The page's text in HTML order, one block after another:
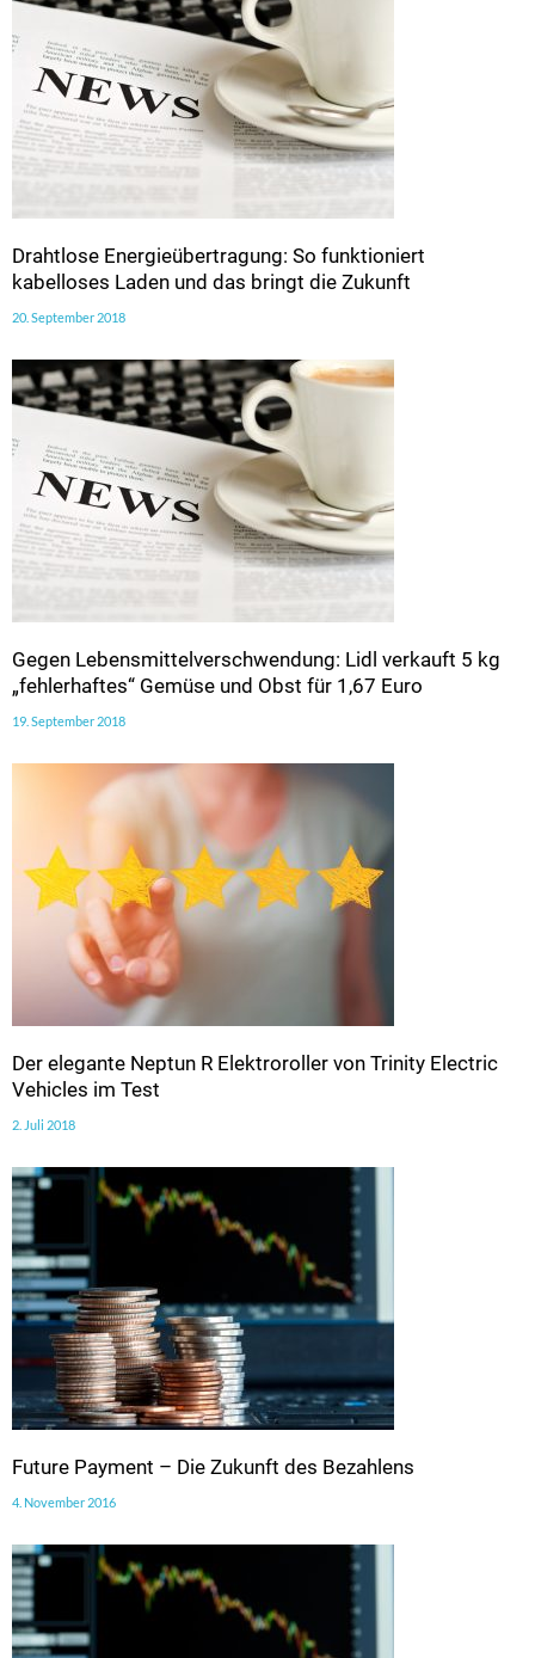
Drahtlose Energieübertragung: So funktioniert
kabelloses Laden und das bringt die Zukunft
20. September 2018
Gegen Lebensmittelverschwendung: Lidl verkauft 5 kg
„fehlerhaftes“ Gemüse und Obst für 1,67 Euro
19. September 2018
Der elegante Neptun R Elektroroller von Trinity Electric
Vehicles im Test
2. Juli 2018
Future Payment – Die Zukunft des Bezahlens
4. November 2016